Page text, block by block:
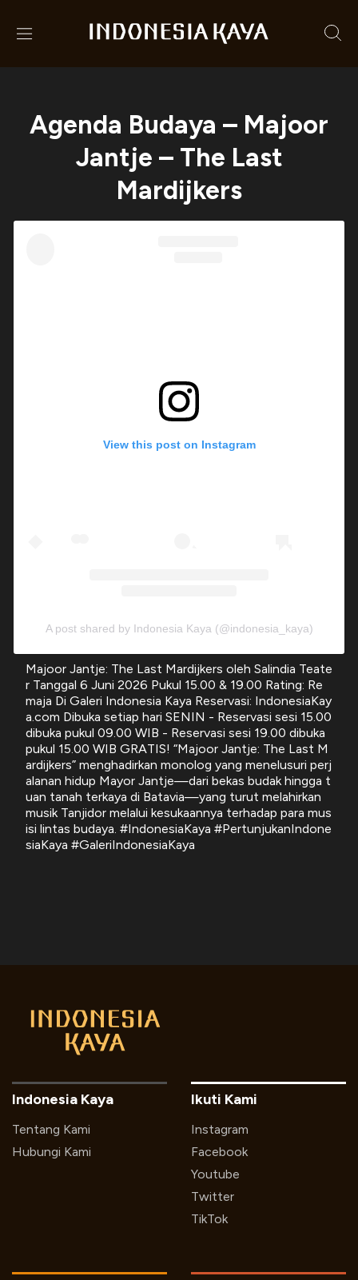
Agenda Budaya – Majoor
Jantje – The Last
Mardijkers
View this post on Instagram
A post shared by Indonesia Kaya (@indonesia_kaya)
Majoor Jantje: The Last Mardijkers oleh Salindia Teate
r Tanggal 6 Juni 2026 Pukul 15.00 & 19.00 Rating: Re
maja Di Galeri Indonesia Kaya Reservasi: IndonesiaKay
a.com Dibuka setiap hari SENIN - Reservasi sesi 15.00
dibuka pukul 09.00 WIB - Reservasi sesi 19.00 dibuka
pukul 15.00 WIB GRATIS! “Majoor Jantje: The Last M
ardijkers” menghadirkan monolog yang menelusuri perj
alanan hidup Mayor Jantje—dari bekas budak hingga t
uan tanah terkaya di Batavia—yang turut melahirkan
musik Tanjidor melalui kesukaannya terhadap para mus
isi lintas budaya. #IndonesiaKaya #PertunjukanIndone
siaKaya #GaleriIndonesiaKaya
Indonesia Kaya
Tentang Kami
Hubungi Kami
Ikuti Kami
Instagram
Facebook
Youtube
Twitter
TikTok